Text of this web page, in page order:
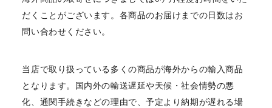
だくことがございます。各商品のお届けまでの日数はお
問い合わせください。
当店で取り扱っている多くの商品が海外からの輸入商品
となります。国内外の輸送遅延や天候・社会情勢の悪
化、通関手続きなどの理由で、予定より納期が遅れる場